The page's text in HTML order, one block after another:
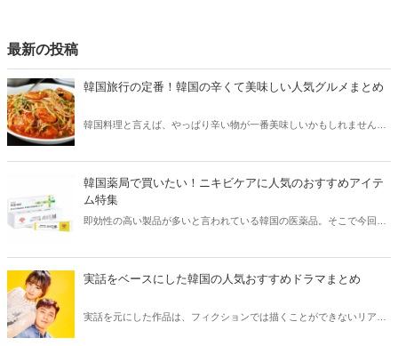
最新の投稿
韓国旅行の定番！韓国の辛くて美味しい人気グルメまとめ
韓国料理と言えば、やっぱり辛い物が一番美味しいかもしれません。
方も必見です。
韓国薬局で買いたい！ニキビケアに人気のおすすめアイテ
ム特集
即効性の高い製品が多いと言われている韓国の医薬品。そこで今回は
う。
実話をベースにした韓国の人気おすすめドラマまとめ
実話を元にした作品は、フィクションでは描くことができないリアル